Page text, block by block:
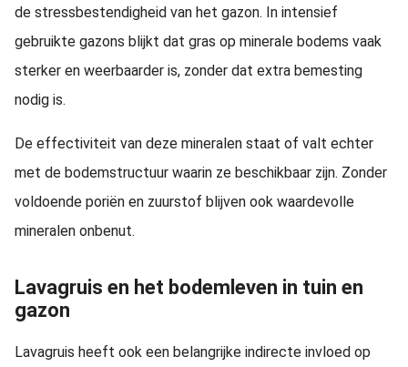
de stressbestendigheid van het gazon. In intensief
gebruikte gazons blijkt dat gras op minerale bodems vaak
sterker en weerbaarder is, zonder dat extra bemesting
nodig is.
De effectiviteit van deze mineralen staat of valt echter
met de bodemstructuur waarin ze beschikbaar zijn. Zonder
voldoende poriën en zuurstof blijven ook waardevolle
mineralen onbenut.
Lavagruis en het bodemleven in tuin en
gazon
Lavagruis heeft ook een belangrijke indirecte invloed op